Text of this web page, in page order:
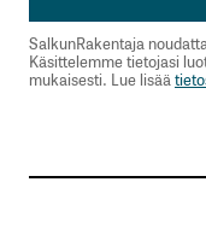
SalkunRakentaja
Käsittelemme tietojasi
mukaisesti. Lue lisää